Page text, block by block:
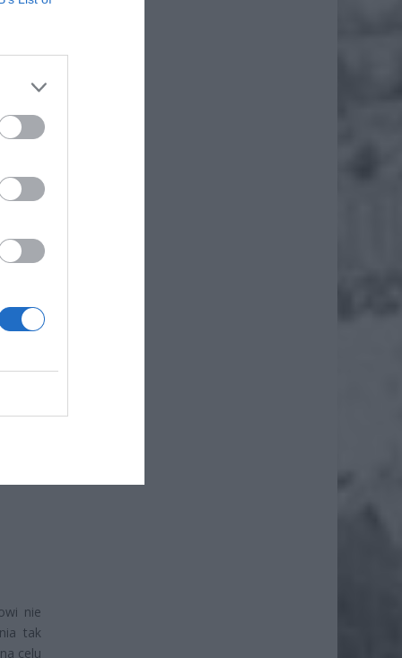
nie
tak
celu